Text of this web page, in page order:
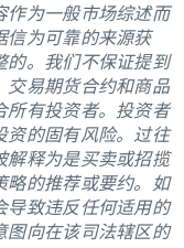
作为一般市场综述而
信为可靠的来源获
的。我们不保证提到
交易期货合约和商品
所有投资者。投资者
资的固有风险。过往
解释为是买卖或招揽
略的推荐或要约。如
导致违反任何适用的
图向在该司法辖区的